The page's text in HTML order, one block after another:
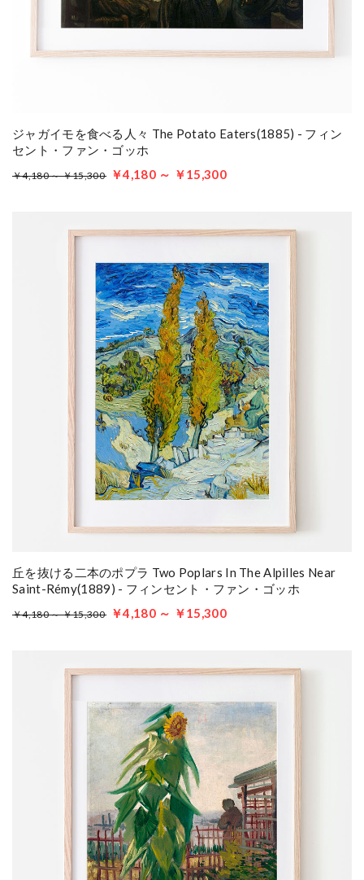
ジャガイモを食べる人々 The Potato Eaters(1885) - フィン
セント・ファン・ゴッホ
￥4,180 ～ ￥15,300 ￥4,180 ～ ￥15,300
丘を抜ける二本のポプラ Two Poplars In The Alpilles Near
Saint-Rémy(1889) - フィンセント・ファン・ゴッホ
￥4,180 ～ ￥15,300 ￥4,180 ～ ￥15,300